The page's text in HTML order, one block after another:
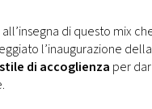
di questo mix
l’inaugurazione della
stile di accoglienza per